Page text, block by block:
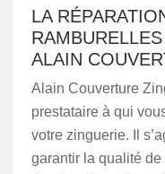
LA
ALAIN
Alain Couverture
prestataire à qui
votre zinguerie. Il
garantir la qualité